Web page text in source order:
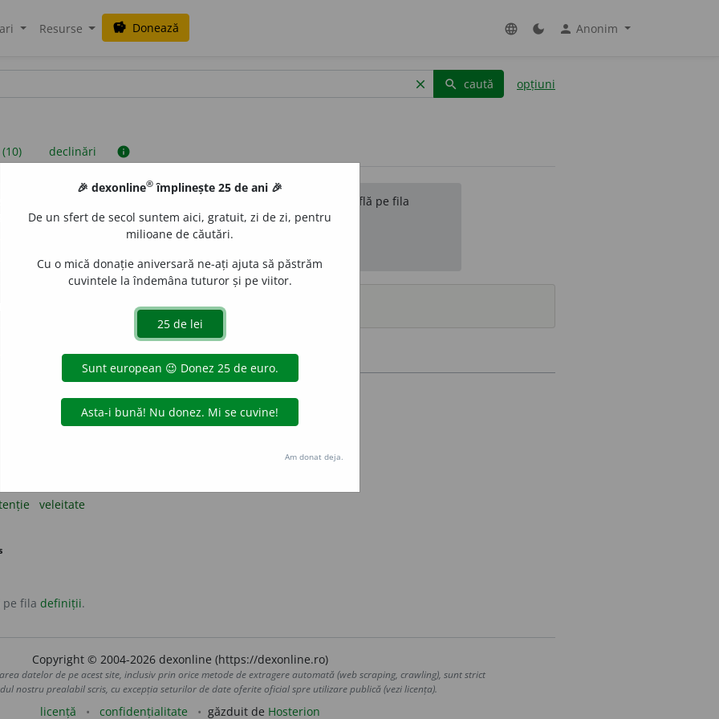
Resurse savings Donează language dark_mode person Anonim
clear search caută opțiuni
declinări info
sunt compilate de echipa dexonline. Definițiile originale se află pe fila
reordona filele pe pagina depreferințe.
surse
neutru
veleitate.
veleitate
pe fila definiții.
Copyright © 2004-2026 dexonline (https://dexonline.ro)
datelor de pe acest site, inclusiv prin orice metode de extragere automată (web scraping, crawling), sunt strict
nostru prealabil scris, cu excepția seturilor de date oferite oficial spre utilizare publică (vezi licența).
licență confidențialitate găzduit de Hosterion
🎉 dexonline® împlinește 25 de ani 🎉
De un sfert de secol suntem aici, gratuit, zi de zi, pentru
milioane de căutări.
Cu o mică donație aniversară ne-ați ajuta să păstrăm
cuvintele la îndemâna tuturor și pe viitor.
Am donat deja.